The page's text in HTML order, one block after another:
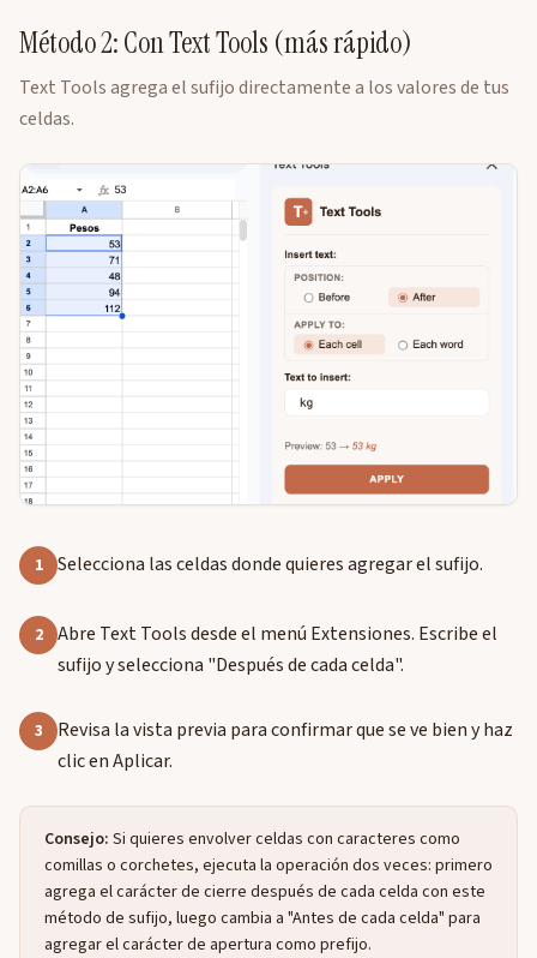
Método 2: Con Text Tools (más rápido)
Text Tools agrega el sufijo directamente a los valores de tus
celdas.
1 Selecciona las celdas donde quieres agregar el sufijo.
2
Abre Text Tools desde el menú Extensiones. Escribe el
sufijo y selecciona "Después de cada celda".
3
Revisa la vista previa para confirmar que se ve bien y haz
clic en Aplicar.
Consejo: Si quieres envolver celdas con caracteres como
comillas o corchetes, ejecuta la operación dos veces: primero
agrega el carácter de cierre después de cada celda con este
método de sufijo, luego cambia a "Antes de cada celda" para
agregar el carácter de apertura como prefijo.